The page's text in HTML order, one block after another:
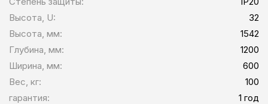
Высота, U:
32
Высота, мм:
1542
Глубина, мм:
1200
Ширина, мм:
600
Вес, кг:
100
гарантия:
1 год